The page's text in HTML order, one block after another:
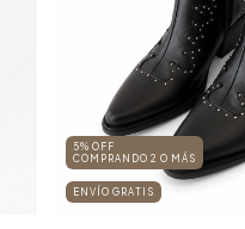
5% OFF
COMPRANDO 2 O MÁS
ENVÍO GRATIS